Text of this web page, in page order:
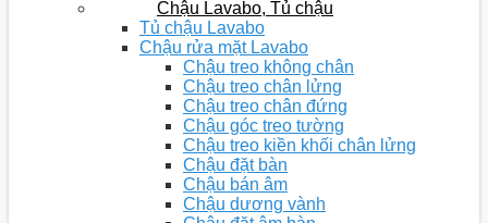
Chậu Lavabo, Tủ chậu
Tủ chậu Lavabo
Chậu rửa mặt Lavabo
Chậu treo không chân
Chậu treo chân lửng
Chậu treo chân đứng
Chậu góc treo tường
Chậu treo kiền khối chân lửng
Chậu đặt bàn
Chậu bán âm
Chậu dương vành